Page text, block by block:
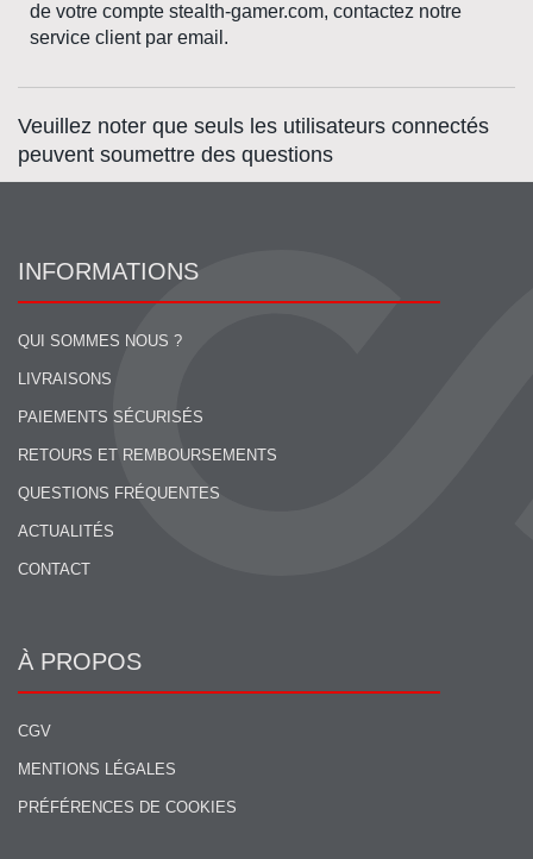
de votre compte stealth-gamer.com, contactez notre
service client par email.
Veuillez noter que seuls les utilisateurs connectés
peuvent soumettre des questions
INFORMATIONS
QUI SOMMES NOUS ?
LIVRAISONS
PAIEMENTS SÉCURISÉS
RETOURS ET REMBOURSEMENTS
QUESTIONS FRÉQUENTES
ACTUALITÉS
CONTACT
À PROPOS
CGV
MENTIONS LÉGALES
PRÉFÉRENCES DE COOKIES